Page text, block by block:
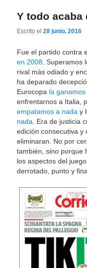
Y todo acaba
Escrito el28 junio, 2016
Fue el partido contra
en 2008 .
rival más odiado y
ha deparado
Eurocopa la ganamos
enfrentarnos a Italia,
empatamos a nada y
nada . Era de justicia
edición consecutiva y
eliminaran. No por
también, sino porque
los aspectos del
derrotado, punto y